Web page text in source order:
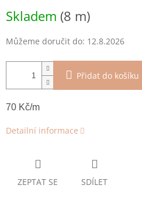
cena:
Skladem (8 m)
Můžeme doručit do: 12.8.2026
Přidat do košíku
70 Kč/m
Detailní informace
ZEPTAT SE SDÍLET